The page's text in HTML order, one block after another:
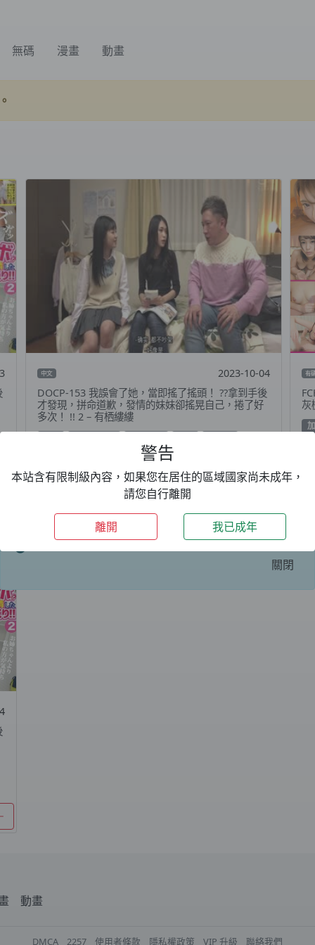
警告
本站含有限制級內容，如果您在居住的區域國家尚未成年，
請您自行離開
離開 我已成年
無碼 漫畫 動畫
中文
2023-10-04
DOCP-153 我誤會了她，當即搖了搖頭！ ??拿到手後
才發現，拼命道歉，發情的妹妹卻搖晃自己，捲了好
多次！ !! 2 – 有栖縷縷
有
灰
動畫
DMCA 2257 使用者條款 隱私權政策 VIP 升級 聯絡我們
VIP 升級
69折優惠，一年只要
1499TWD+加碼送 3 個月～好康優惠等你來。
關閉